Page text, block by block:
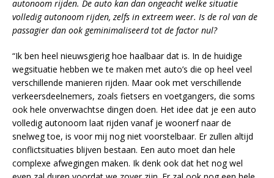
autonoom rijden. De auto kan dan ongeacht welke situatie
volledig autonoom rijden, zelfs in extreem weer. Is de rol van de
passagier dan ook geminimaliseerd tot de factor nul?
“Ik ben heel nieuwsgierig hoe haalbaar dat is. In de huidige
wegsituatie hebben we te maken met auto’s die op heel veel
verschillende manieren rijden. Maar ook met verschillende
verkeersdeelnemers, zoals fietsers en voetgangers, die soms
ook hele onverwachtse dingen doen. Het idee dat je een auto
volledig autonoom laat rijden vanaf je woonerf naar de
snelweg toe, is voor mij nog niet voorstelbaar. Er zullen altijd
conflictsituaties blijven bestaan. Een auto moet dan hele
complexe afwegingen maken. Ik denk ook dat het nog wel